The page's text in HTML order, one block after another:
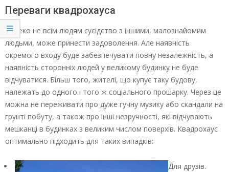
Переваги квадрохауса
Далеко не всім людям сусідство з іншими, малознайомим
людьми, може принести задоволення. Але наявність
окремого входу буде забезпечувати повну незалежність, а
наявність сторонніх людей у великому будинку не буде
відчуватися. Більш того, жителі, що купує таку будову,
належать до одного і того ж соціального прошарку. Через це
можна не переживати про дуже гучну музику або скандали на
грунті побуту, а також про інші незручності, які відчувають
мешканці в будинках з великим числом поверхів. Квадрохаус
оптимально підходить для таких випадків:
Для друзів.